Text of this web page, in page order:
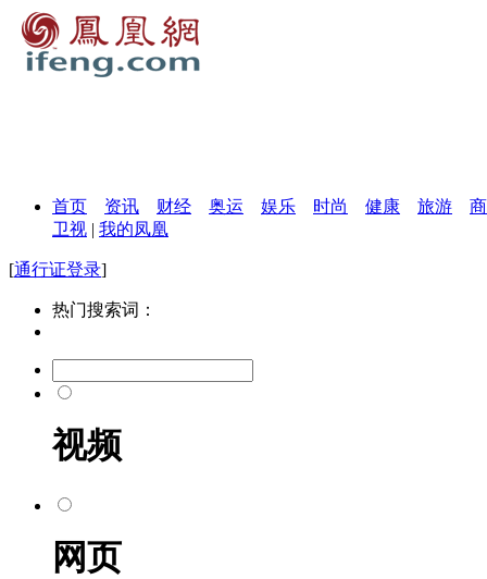
首页 资讯 财经 奥运 娱乐 时尚 健康 旅游
卫视 | 我的凤凰
[通行证登录]
热门搜索词：
视频
网页